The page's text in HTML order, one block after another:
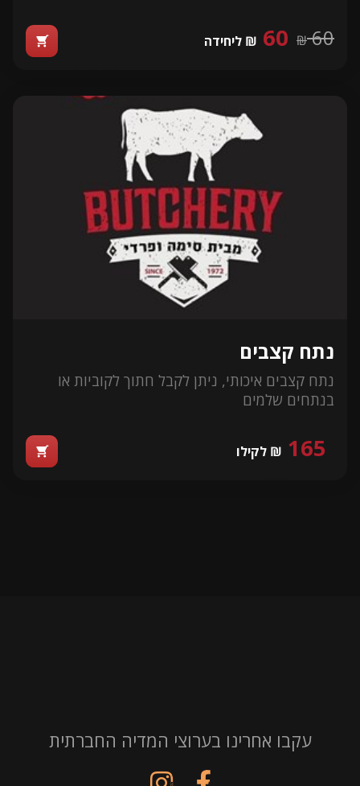
60
₪
60 ₪ ליחידה shopping_cart
נתח קצבים
נתח קצבים איכותי, ניתן לקבל חתוך לקוביות או
בנתחים שלמים
165 ₪ לקילו shopping_cart
עקבו אחרינו בערוצי המדיה החברתית